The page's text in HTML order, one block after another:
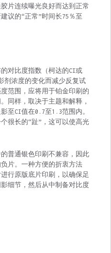
片连续曝光良好而达到正常
议的“正常”时间长75％至
对比度指数（柯达的CI或
浓度的变化而减少反复试
范围，应将用于铂金印刷的
同样，取决于主题和解释，
至CI值在0.7至1.3范围内。
很长的“趾”，这可以使高光
普通银色印刷不兼容，因此
片。一种方便的折衷方法
行原版底片印刷，以确保足
细节，然后从中制备对比度